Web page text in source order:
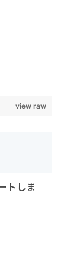
view raw
トしま